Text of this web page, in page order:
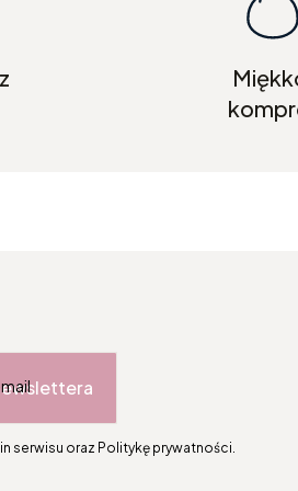
serwisu oraz Politykę prywatności.